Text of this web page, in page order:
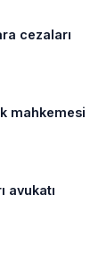
cezaları
mahkemesi
avukatı